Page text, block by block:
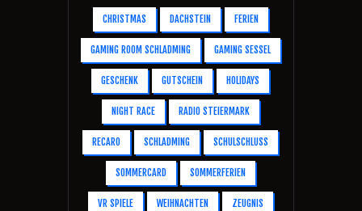
CHRISTMAS DACHSTEIN FERIEN
GAMING ROOM SCHLADMING GAMING SESSEL
GESCHENK GUTSCHEIN HOLIDAYS
NIGHT RACE RADIO STEIERMARK
RECARO SCHLADMING SCHULSCHLUSS
SOMMERCARD SOMMERFERIEN
VR SPIELE WEIHNACHTEN ZEUGNIS